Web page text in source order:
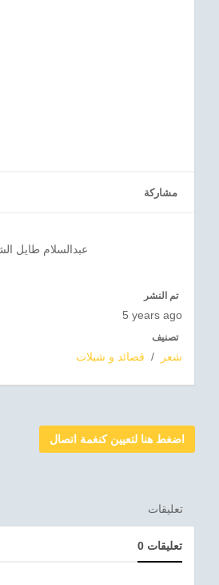
مشاركة
عبدالسلام طايل
تم النشر
5 years ago
تصنيف
شعر / قصائد و شيلات
اضغط هنا لتعيين كنغمة اتصال
تعليقات
0 تعليقات